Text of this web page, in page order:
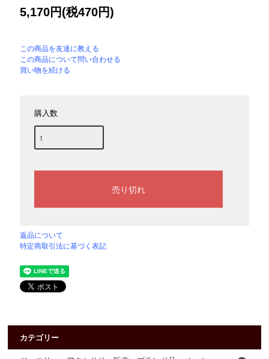
5,170円(税470円)
この商品を友達に教える
この商品について問い合わせる
買い物を続ける
購入数
返品について
特定商取引法に基づく表記
カテゴリー